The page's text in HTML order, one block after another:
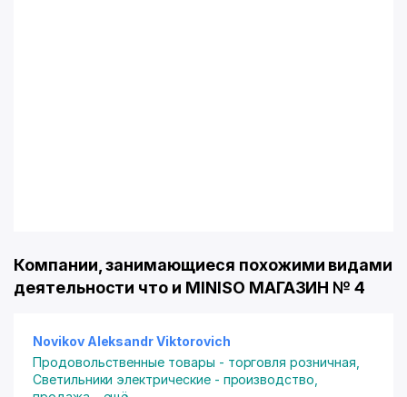
Компании, занимающиеся похожими видами
деятельности что и MINISO МАГАЗИН № 4
Novikov Aleksandr Viktorovich
Продовольственные товары - торговля розничная
Светильники электрические - производство,